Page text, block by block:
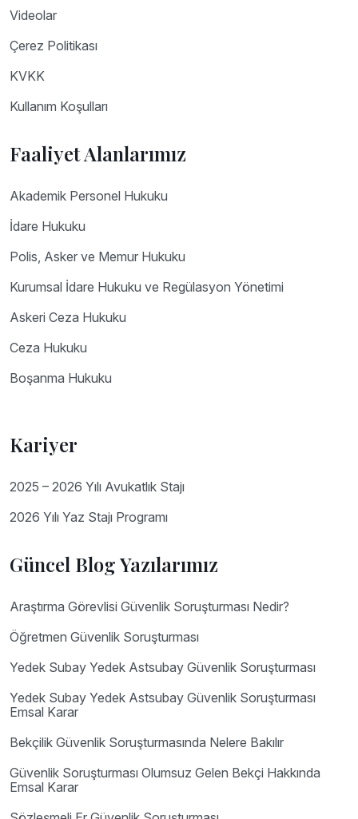
Videolar
Çerez Politikası
KVKK
Kullanım Koşulları
Faaliyet Alanlarımız
Akademik Personel Hukuku
İdare Hukuku
Polis, Asker ve Memur Hukuku
Kurumsal İdare Hukuku ve Regülasyon Yönetimi
Askeri Ceza Hukuku
Ceza Hukuku
Boşanma Hukuku
Kariyer
2025 – 2026 Yılı Avukatlık Stajı
2026 Yılı Yaz Stajı Programı
Güncel Blog Yazılarımız
Araştırma Görevlisi Güvenlik Soruşturması Nedir?
Öğretmen Güvenlik Soruşturması
Yedek Subay Yedek Astsubay Güvenlik Soruşturması
Yedek Subay Yedek Astsubay Güvenlik Soruşturması
Emsal Karar
Bekçilik Güvenlik Soruşturmasında Nelere Bakılır
Güvenlik Soruşturması Olumsuz Gelen Bekçi Hakkında
Emsal Karar